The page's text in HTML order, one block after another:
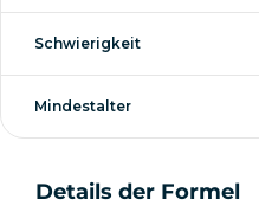
Schwierigkeit
Mindestalter
Details der Formel